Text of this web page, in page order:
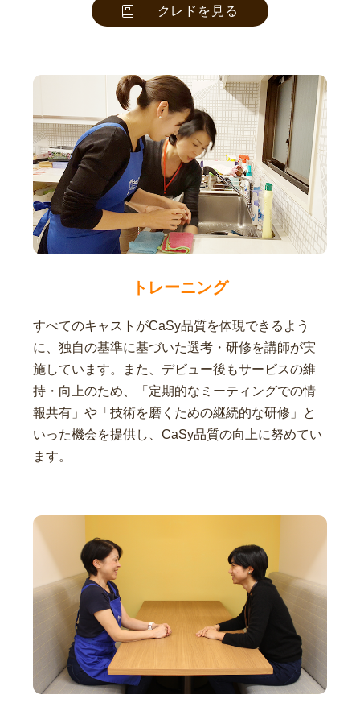
クレドを見る
トレーニング
すべてのキャストがCaSy品質を体現できるよう
に、独自の基準に基づいた選考・研修を講師が実
施しています。また、デビュー後もサービスの維
持・向上のため、「定期的なミーティングでの情
報共有」や「技術を磨くための継続的な研修」と
いった機会を提供し、CaSy品質の向上に努めてい
ます。